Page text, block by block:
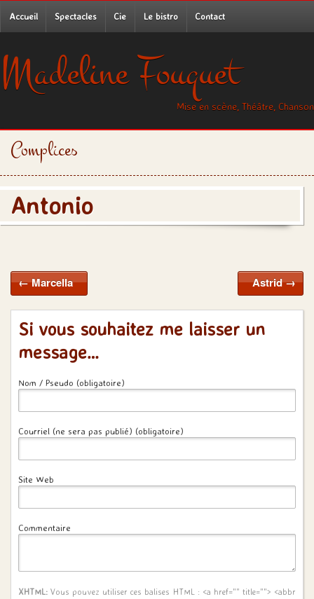
Accueil Spectacles Cie Le bistro Contact
Madeline Fouquet
Mise en scène, Théâtre, Chanson
Complices
Antonio
Astrid→
←Marcella
Si vous souhaitez me laisser un
message…
Nom / Pseudo (obligatoire)
Courriel (ne sera pas publié) (obligatoire)
Site Web
Commentaire
XHTML: Vous pouvez utiliser ces balises HTML : <a href="" title=""> <abbr